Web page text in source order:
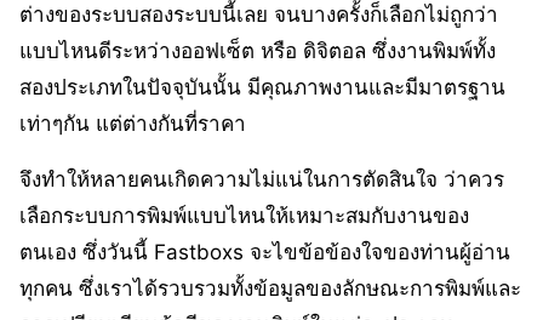
ต่างของระบบสองระบบนี้เลย จนบางครั้งก็เลือกไม่ถูกว่า
แบบไหนดีระหว่างออฟเซ็ต หรือ ดิจิตอล ซึ่งงานพิมพ์ทั้ง
สองประเภทในปัจจุบันนั้น มีคุณภาพงานและมีมาตรฐาน
เท่าๆกัน แต่ต่างกันที่ราคา
จึงทำให้หลายคนเกิดความไม่แน่ในการตัดสินใจ ว่าควร
เลือกระบบการพิมพ์แบบไหนให้เหมาะสมกับงานของ
ตนเอง ซึ่งวันนี้ Fastboxs จะไขข้อข้องใจของท่านผู้อ่าน
ทุกคน ซึ่งเราได้รวบรวมทั้งข้อมูลของลักษณะการพิมพ์และ